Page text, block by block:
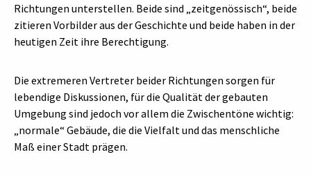
Richtungen unterstellen. Beide sind „zeitgenössisch“, beide
zitieren Vorbilder aus der Geschichte und beide haben in der
heutigen Zeit ihre Berechtigung.
Die extremeren Vertreter beider Richtungen sorgen für
lebendige Diskussionen, für die Qualität der gebauten
Umgebung sind jedoch vor allem die Zwischentöne wichtig:
„normale“ Gebäude, die die Vielfalt und das menschliche
Maß einer Stadt prägen.